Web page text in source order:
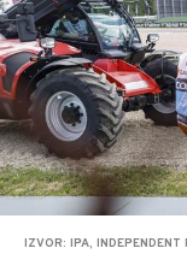
IZVOR: IPA,